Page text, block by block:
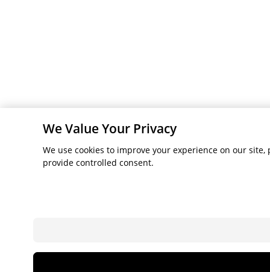
We Value Your Privacy
We use cookies to improve your experience on our
provide controlled consent.